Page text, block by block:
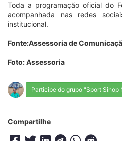
Toda a programação oficial do
acompanhada nas redes
institucional.
Fonte:Assessoria de
Foto: Assessoria
Participe do grupo "Sport Sinop
Compartilhe